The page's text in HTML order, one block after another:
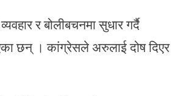
र बोलीबचनमा सुधार गर्दै
छन् । कांग्रेसले अरुलाई दोष दिएर